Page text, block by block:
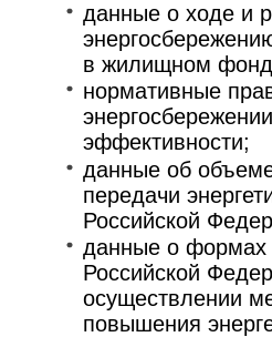
данные о ходе и
в жилищном
нормативные
эффективности;
данные об
передачи
Российской
данные о формах
Российской
осуществлении
повышения